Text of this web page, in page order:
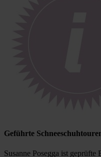
Geführte
Susanne Posegga ist